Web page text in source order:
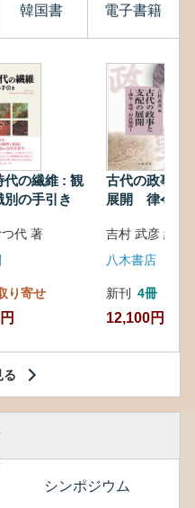
韓国書 電子書籍
代の繊維 : 観
別の手引き
代 著
り寄せ
古代の政事と
展開 律令・
吉村 武彦 編集
八木書店
新刊 4冊
12,100円
る
シンポジウム